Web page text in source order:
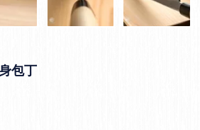
包丁